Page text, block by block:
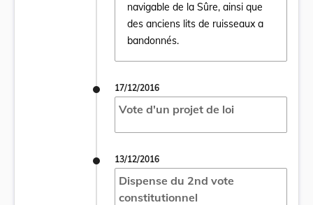
navigable de la Sûre, ainsi que
des anciens lits de ruisseaux a
bandonnés.
17/12/2016
Vote d'un projet de loi
13/12/2016
Dispense du 2nd vote
constitutionnel